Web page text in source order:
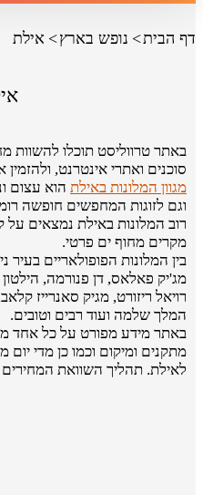
דף הבית נופש בארץ אילת
באתר טרווליסט תוכלו להשוות
סוכנים ואתרי אינטרנט,
מגוון המלונות באילת הוא עצום
וגם לזוגות המחפשים חופשה
רוב המלונות באילת נמצאים
מקרים מחוף ים פרטי.
בין המלונות הפופולאריים בעיר
מג'יק פאלאס, דן פנורמה,
רויאל ריזורט, מגיק סאנרייז
המלך שלמה ועוד רבים וטובים.
באתר מידע מפורט על כל אחד
מתקנים ומיקום וכמו כן מדי
לאילת. תהליך השוואת